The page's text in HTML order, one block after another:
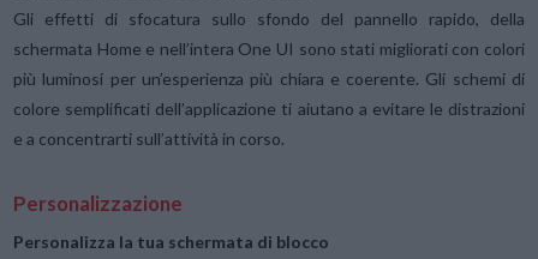
Gli effetti di sfocatura sullo sfondo del pannello rapido, della
schermata Home e nell’intera One UI sono stati migliorati con colori
più luminosi per un’esperienza più chiara e coerente. Gli schemi di
colore semplificati dell’applicazione ti aiutano a evitare le distrazioni
e a concentrarti sull’attività in corso.
Personalizzazione
Personalizza la tua schermata di blocco